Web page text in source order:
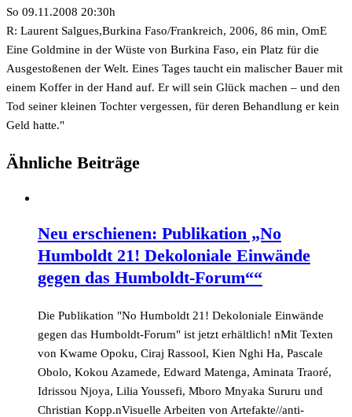
So 09.11.2008 20:30h
R: Laurent Salgues,Burkina Faso/Frankreich, 2006, 86 min, OmE
Eine Goldmine in der Wüste von Burkina Faso, ein Platz für die
Ausgestoßenen der Welt. Eines Tages taucht ein malischer Bauer mit
einem Koffer in der Hand auf. Er will sein Glück machen – und den
Tod seiner kleinen Tochter vergessen, für deren Behandlung er kein
Geld hatte."
Ähnliche Beiträge
Neu erschienen: Publikation „No
Humboldt 21! Dekoloniale Einwände
gegen das Humboldt-Forum““
Die Publikation "No Humboldt 21! Dekoloniale Einwände
gegen das Humboldt-Forum" ist jetzt erhältlich! nMit Texten
von Kwame Opoku, Ciraj Rassool, Kien Nghi Ha, Pascale
Obolo, Kokou Azamede, Edward Matenga, Aminata Traoré,
Idrissou Njoya, Lilia Youssefi, Mboro Mnyaka Sururu und
Christian Kopp.nVisuelle Arbeiten von Artefakte//anti-